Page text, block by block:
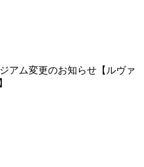
アム変更のお知らせ【ルヴァ